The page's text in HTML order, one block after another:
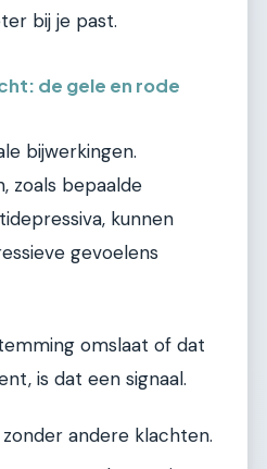
bij je past.
de gele en rode
bijwerkingen.
zoals bepaalde
kunnen
gevoelens
omslaat of dat
is dat een signaal.
andere klachten.